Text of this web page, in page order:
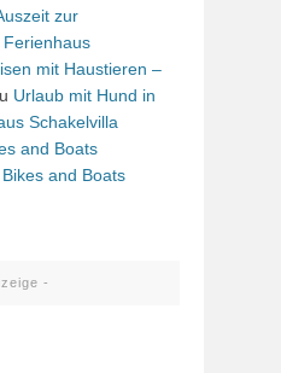
zur
mit Haustieren –
Urlaub mit Hund in
Schakelvilla
and Boats
Bikes and Boats
-